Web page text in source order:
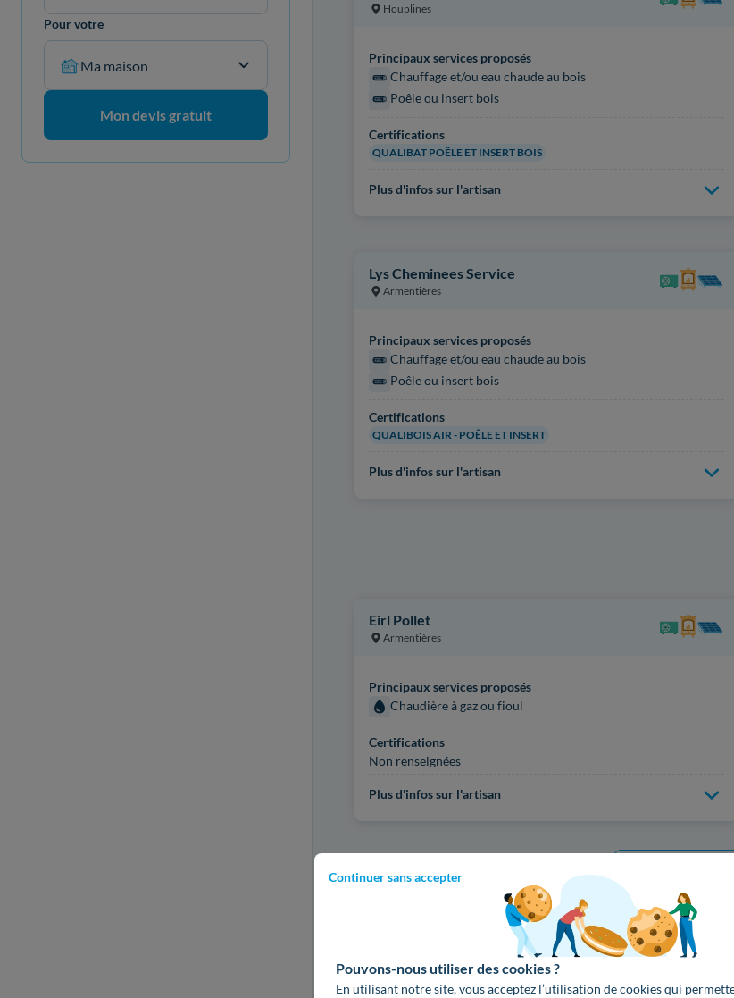
Continuer sans accepter
Pouvons-nous utiliser des cookies ?
En utilisant notre site, vous acceptez l’utilisation de cookies qui
Pour votre
Ma maison
Mon devis gratuit
Houplines
Principaux services proposés
Chauffage et/ou eau chaude au bois
Poêle ou insert bois
Certifications
QUALIBAT POÊLE ET INSERT BOIS
Plus d'infos sur l'artisan
Lys Cheminees Service
Armentières
Principaux services proposés
Chauffage et/ou eau chaude au bois
Poêle ou insert bois
Certifications
QUALIBOIS AIR - POÊLE ET INSERT
Plus d'infos sur l'artisan
Eirl Pollet
Armentières
Principaux services proposés
Chaudière à gaz ou fioul
Certifications
Non renseignées
Plus d'infos sur l'artisan